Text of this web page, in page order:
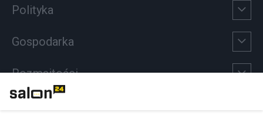
Polityka
Gospodarka
Rozmaitości